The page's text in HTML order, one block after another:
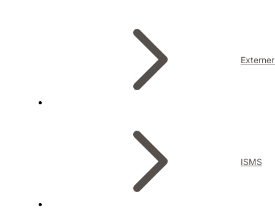
ISMS